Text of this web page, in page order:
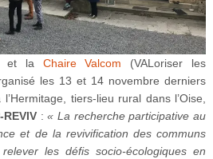
et la Chaire Valcom (VALoriser les
les 13 et 14 novembre derniers
tiers-lieu rural dans l’Oise,
REVIV : « La recherche participative au
et de la revivification des communs
les défis socio-écologiques en